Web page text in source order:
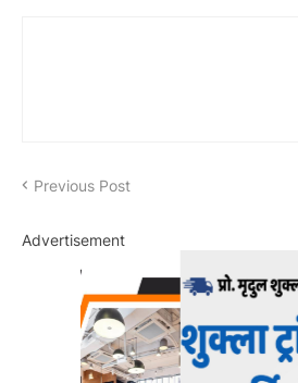
Previous Post
Advertisement